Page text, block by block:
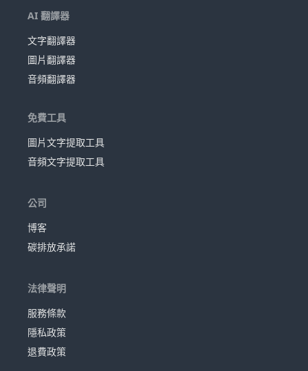
AI 翻譯器
文字翻譯器
圖片翻譯器
音頻翻譯器
免費工具
圖片文字提取工具
音頻文字提取工具
公司
博客
碳排放承諾
法律聲明
服務條款
隱私政策
退費政策